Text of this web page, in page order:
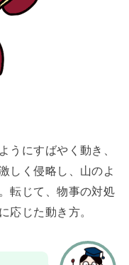
うにすばやく動き、
しく侵略し、山のよ
転じて、物事の対処
応じた動き方。